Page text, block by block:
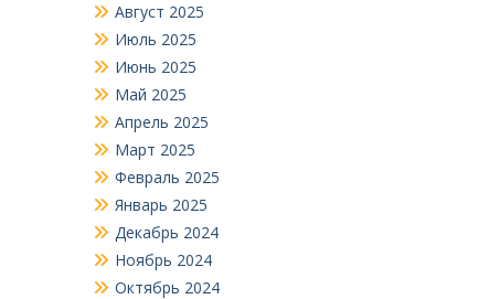
Август 2025
Июль 2025
Июнь 2025
Май 2025
Апрель 2025
Март 2025
Февраль 2025
Январь 2025
Декабрь 2024
Ноябрь 2024
Октябрь 2024